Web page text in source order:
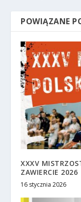
POWIĄZANE
XXXV
ZAWIERCIE 2026
16 stycznia 2026